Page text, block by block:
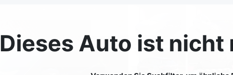
Dieses Auto ist